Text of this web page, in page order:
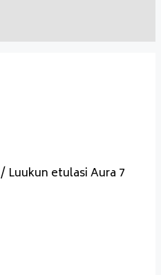
/ Luukun etulasi Aura 7